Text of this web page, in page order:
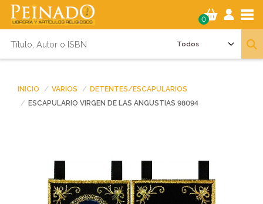
0
INICIO VARIOS
DETENTES/ESCAPULARIOS
ESCAPULARIO VIRGEN DE LAS ANGUSTIAS 98094